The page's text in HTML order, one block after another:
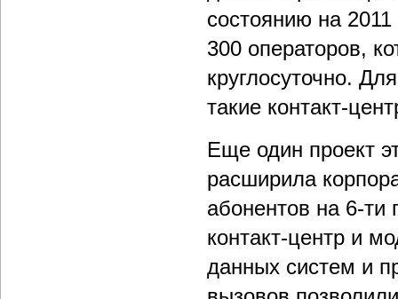
состоянию на
300 операторов,
круглосуточно.
такие контакт-
Еще один проект
расширила
абонентов на 6-
контакт-центр и
данных систем и